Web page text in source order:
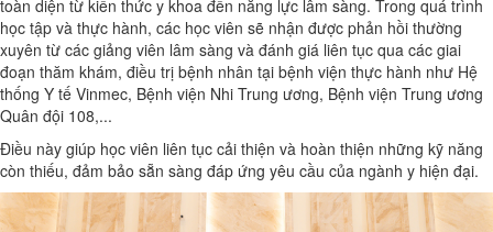
toàn diện từ kiến thức y khoa đến năng lực lâm sàng. Trong quá trình
học tập và thực hành, các học viên sẽ nhận được phản hồi thường
xuyên từ các giảng viên lâm sàng và đánh giá liên tục qua các giai
đoạn thăm khám, điều trị bệnh nhân tại bệnh viện thực hành như Hệ
thống Y tế Vinmec, Bệnh viện Nhi Trung ương, Bệnh viện Trung ương
Quân đội 108,...
Điều này giúp học viên liên tục cải thiện và hoàn thiện những kỹ năng
còn thiếu, đảm bảo sẵn sàng đáp ứng yêu cầu của ngành y hiện đại.